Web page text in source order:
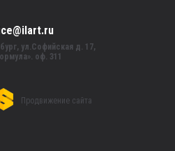
ул.Софийская д. 17,
оф. 311
Продвижение сайта